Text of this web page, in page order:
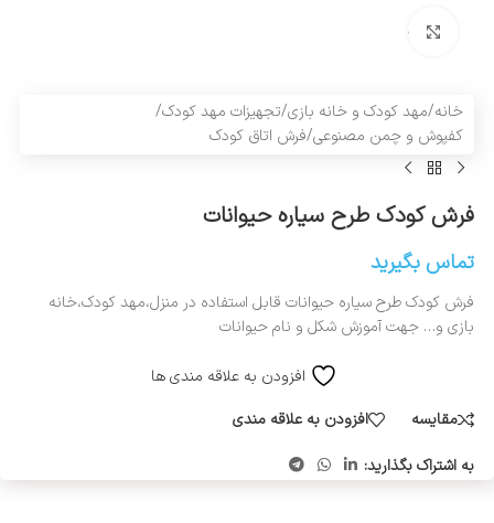
بزرگنمایی تصویر
خانه/مهد کودک و خانه بازی/تجهیزات مهد کودک/
کفپوش و چمن مصنوعی/فرش اتاق کودک
فرش کودک طرح سیاره حیوانات
تماس بگیرید
فرش کودک طرح سیاره حیوانات قابل استفاده در منزل،مهد کودک،خانه
بازی و… جهت آموزش شکل و نام حیوانات
افزودن به علاقه مندی ها
مقایسه
افزودن به علاقه مندی
به اشتراک بگذارید: